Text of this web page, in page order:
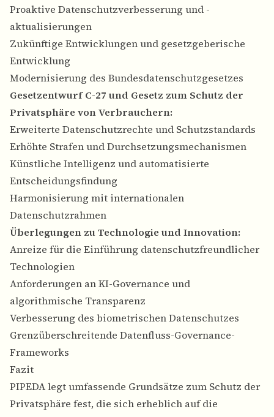
Proaktive Datenschutzverbesserung und -
aktualisierungen
Zukünftige Entwicklungen und gesetzgeberische
Entwicklung
Modernisierung des Bundesdatenschutzgesetzes
Gesetzentwurf C-27 und Gesetz zum Schutz der
Privatsphäre von Verbrauchern:
Erweiterte Datenschutzrechte und Schutzstandards
Erhöhte Strafen und Durchsetzungsmechanismen
Künstliche Intelligenz und automatisierte
Entscheidungsfindung
Harmonisierung mit internationalen
Datenschutzrahmen
Überlegungen zu Technologie und Innovation:
Anreize für die Einführung datenschutzfreundlicher
Technologien
Anforderungen an KI-Governance und
algorithmische Transparenz
Verbesserung des biometrischen Datenschutzes
Grenzüberschreitende Datenfluss-Governance-
Frameworks
Fazit
PIPEDA legt umfassende Grundsätze zum Schutz der
Privatsphäre fest, die sich erheblich auf die